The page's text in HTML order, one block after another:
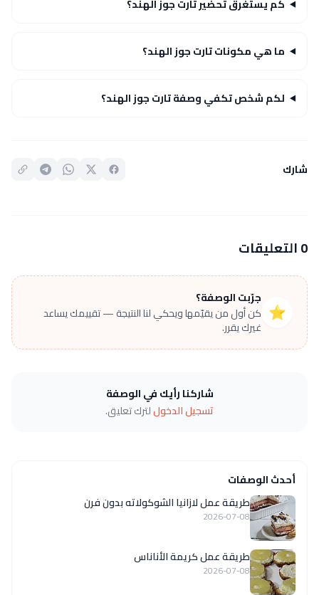
كم يستغرق تحضير تارت جوز الهند؟
ما هي مكونات تارت جوز الهند؟
لكم شخص تكفي وصفة تارت جوز الهند؟
شارك
0 التعليقات
⭐
جرّبت الوصفة؟
كن أول من يقيّمها ويحكي لنا النتيجة — تقييمك يساعد
غيرك يقرر.
شاركنا رأيك في الوصفة
تسجيل الدخوللترك تعليق.
أحدث الوصفات
طريقة عمل لازانيا الشوكولاته بدون فرن
2026-07-08
طريقة عمل كريمة الأناناس
2026-07-08